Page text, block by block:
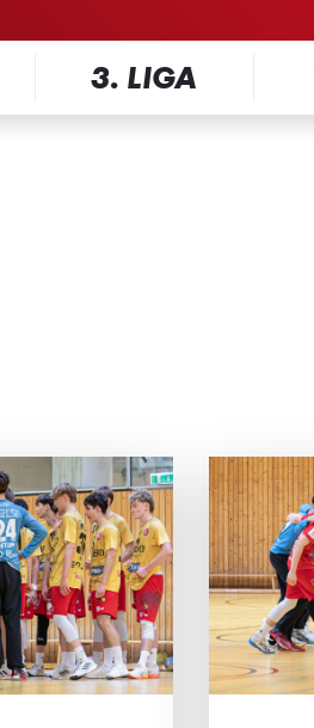
3. LIGA
DAS FINALE
Bundesliga-Quali
13./14. Juni
der Karl-Frei-
B1
HG